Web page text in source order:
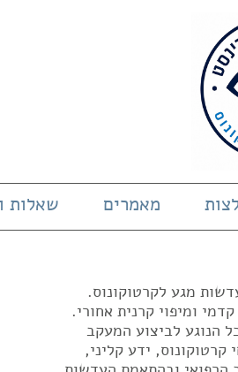
מאמרים שאלות
מגע לקרטוקונוס.
המרכז בעל ניסיון של 23 שנים ובעל מכשור מתקדם לבדיקת העין לרבות OCT קדמי ומיפוי קרנית אחורי.
הנוגע לביצוע המעקב
ידע קליני,